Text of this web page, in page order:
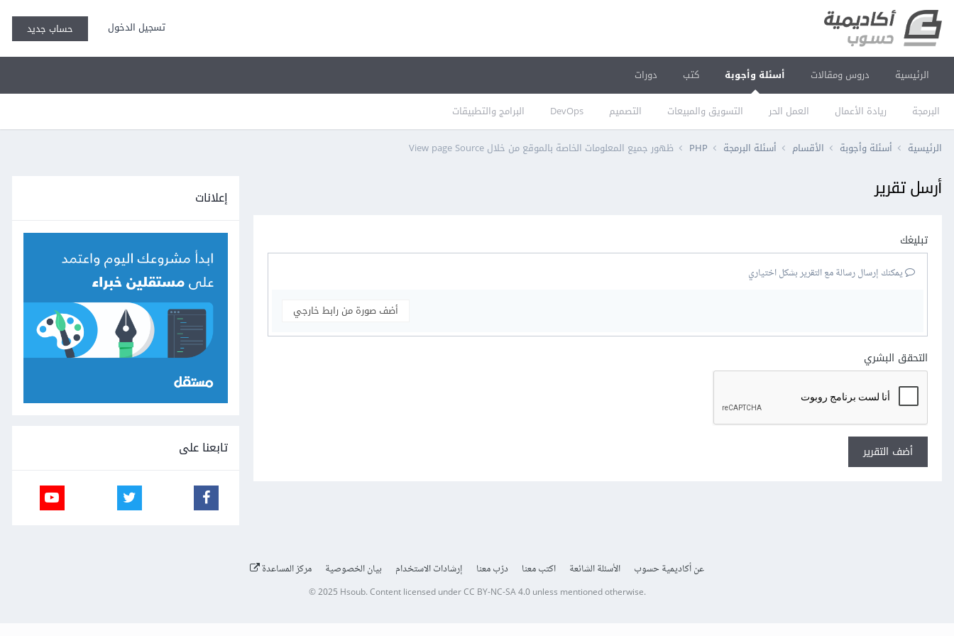
تسجيل الدخول حساب جديد
الرئيسية دروس ومقالات أسئلة وأجوبة
البرمجة ريادة الأعمال العمل الحر التسويق والمبيعات التصميم DevOps البرامج والتطبيقات
كتب دورات
الرئيسية أسئلة وأجوبة الأقسام أسئلة البرمجة PHP ظهور جميع المعلومات الخاصة بالموقع من خلال View page Source
أرسل تقرير
تبليغك
يمكنك إرسال رسالة مع التقرير بشكل اختياري
أضف صورة من رابط خارجي
التحقق البشري
أضف التقرير
إعلانات
تابعنا على
عن أكاديمية حسوب الأسئلة الشائعة اكتب معنا درّب معنا إرشادات الاستخدام بيان الخصوصية مركز المساعدة
© 2025 Hsoub.Content licensed underCC BY-NC-SA 4.0unless mentioned otherwise.